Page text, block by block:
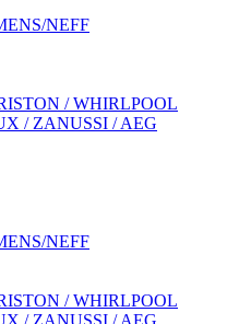
NEFF
/ WHIRLPOOL
/ ZANUSSI / AEG
NEFF
/ WHIRLPOOL
/ ZANUSSI / AEG